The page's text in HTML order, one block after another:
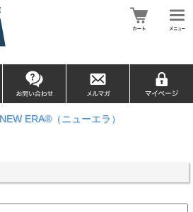
NEW ERA®（ニューエラ）